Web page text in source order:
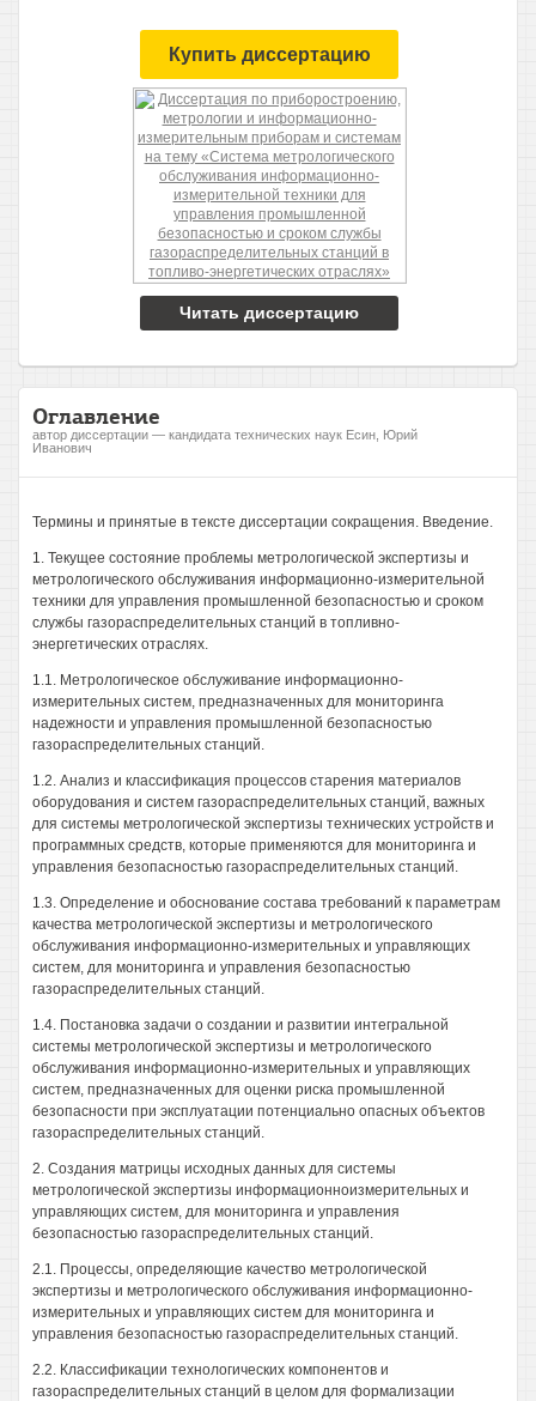
Купить диссертацию
Читать диссертацию
Оглавление
автор диссертации — кандидата технических наук Есин, Юрий
Иванович
Термины и принятые в тексте диссертации сокращения. Введение.
1. Текущее состояние проблемы метрологической экспертизы и
метрологического обслуживания информационно-измерительной
техники для управления промышленной безопасностью и сроком
службы газораспределительных станций в топливно-
энергетических отраслях.
1.1. Метрологическое обслуживание информационно-
измерительных систем, предназначенных для мониторинга
надежности и управления промышленной безопасностью
газораспределительных станций.
1.2. Анализ и классификация процессов старения материалов
оборудования и систем газораспределительных станций, важных
для системы метрологической экспертизы технических устройств и
программных средств, которые применяются для мониторинга и
управления безопасностью газораспределительных станций.
1.3. Определение и обоснование состава требований к параметрам
качества метрологической экспертизы и метрологического
обслуживания информационно-измерительных и управляющих
систем, для мониторинга и управления безопасностью
газораспределительных станций.
1.4. Постановка задачи о создании и развитии интегральной
системы метрологической экспертизы и метрологического
обслуживания информационно-измерительных и управляющих
систем, предназначенных для оценки риска промышленной
безопасности при эксплуатации потенциально опасных объектов
газораспределительных станций.
2. Создания матрицы исходных данных для системы
метрологической экспертизы информационноизмерительных и
управляющих систем, для мониторинга и управления
безопасностью газораспределительных станций.
2.1. Процессы, определяющие качество метрологической
экспертизы и метрологического обслуживания информационно-
измерительных и управляющих систем для мониторинга и
управления безопасностью газораспределительных станций.
2.2. Классификации технологических компонентов и
газораспределительных станций в целом для формализации